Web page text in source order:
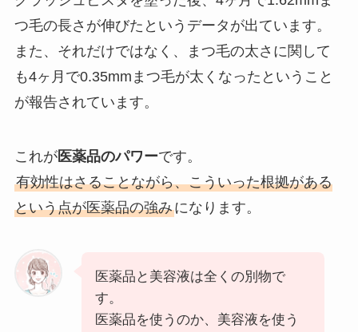
つ毛の長さが伸びたというデータが出ています。
また、それだけではなく、まつ毛の太さに関して
も4ヶ月で0.35mmまつ毛が太くなったということ
が報告されています。
これが医薬品のパワーです。
有効性はさることながら、こういった根拠がある
という点が医薬品の強みになります。
医薬品と美容液は全くの別物で
す。
医薬品を使うのか、美容液を使う